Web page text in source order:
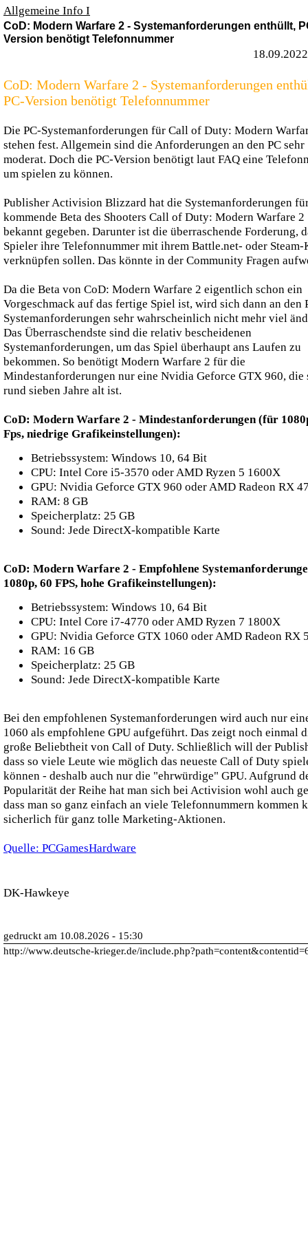
Allgemeine Info I
CoD: Modern Warfare 2 - Systemanforderungen enthüllt,
Version benötigt Telefonnummer
CoD: Modern Warfare 2 - Systemanforderungen
PC-Version benötigt Telefonnummer
Die PC-Systemanforderungen für Call of Duty: Modern
stehen fest. Allgemein sind die Anforderungen an den PC sehr
moderat. Doch die PC-Version benötigt laut FAQ eine
um spielen zu können.
Publisher Activision Blizzard hat die Systemanforderungen
kommende Beta des Shooters Call of Duty: Modern Warfare 2
bekannt gegeben. Darunter ist die überraschende Forderung,
Spieler ihre Telefonnummer mit ihrem Battle.net- oder
verknüpfen sollen. Das könnte in der Community Fragen
Da die Beta von CoD: Modern Warfare 2 eigentlich schon ein
Vorgeschmack auf das fertige Spiel ist, wird sich dann an den
Systemanforderungen sehr wahrscheinlich nicht mehr viel
Das Überraschendste sind die relativ bescheidenen
Systemanforderungen, um das Spiel überhaupt ans Laufen zu
bekommen. So benötigt Modern Warfare 2 für die
Mindestanforderungen nur eine Nvidia Geforce GTX 960, die
rund sieben Jahre alt ist.
CoD: Modern Warfare 2 - Mindestanforderungen (für
Fps, niedrige Grafikeinstellungen):
Betriebssystem: Windows 10, 64 Bit
CPU: Intel Core i5-3570 oder AMD Ryzen 5 1600X
GPU: Nvidia Geforce GTX 960 oder AMD Radeon RX
RAM: 8 GB
Speicherplatz: 25 GB
Sound: Jede DirectX-kompatible Karte
CoD: Modern Warfare 2 - Empfohlene
1080p, 60 FPS, hohe Grafikeinstellungen):
Betriebssystem: Windows 10, 64 Bit
CPU: Intel Core i7-4770 oder AMD Ryzen 7 1800X
GPU: Nvidia Geforce GTX 1060 oder AMD Radeon RX
RAM: 16 GB
Speicherplatz: 25 GB
Sound: Jede DirectX-kompatible Karte
Bei den empfohlenen Systemanforderungen wird auch nur
1060 als empfohlene GPU aufgeführt. Das zeigt noch einmal
große Beliebtheit von Call of Duty. Schließlich will der
dass so viele Leute wie möglich das neueste Call of Duty
können - deshalb auch nur die "ehrwürdige" GPU. Aufgrund
Popularität der Reihe hat man sich bei Activision wohl auch
dass man so ganz einfach an viele Telefonnummern kommen
sicherlich für ganz tolle Marketing-Aktionen.
Quelle: PCGamesHardware
DK-Hawkeye
gedruckt am 10.08.2026 - 15:30
http://www.deutsche-krieger.de/